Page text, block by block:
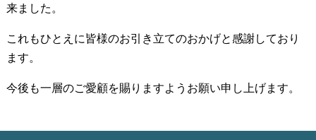
来ました。
これもひとえに皆様のお引き立てのおかげと感謝しており
ます。
今後も一層のご愛顧を賜りますようお願い申し上げます。